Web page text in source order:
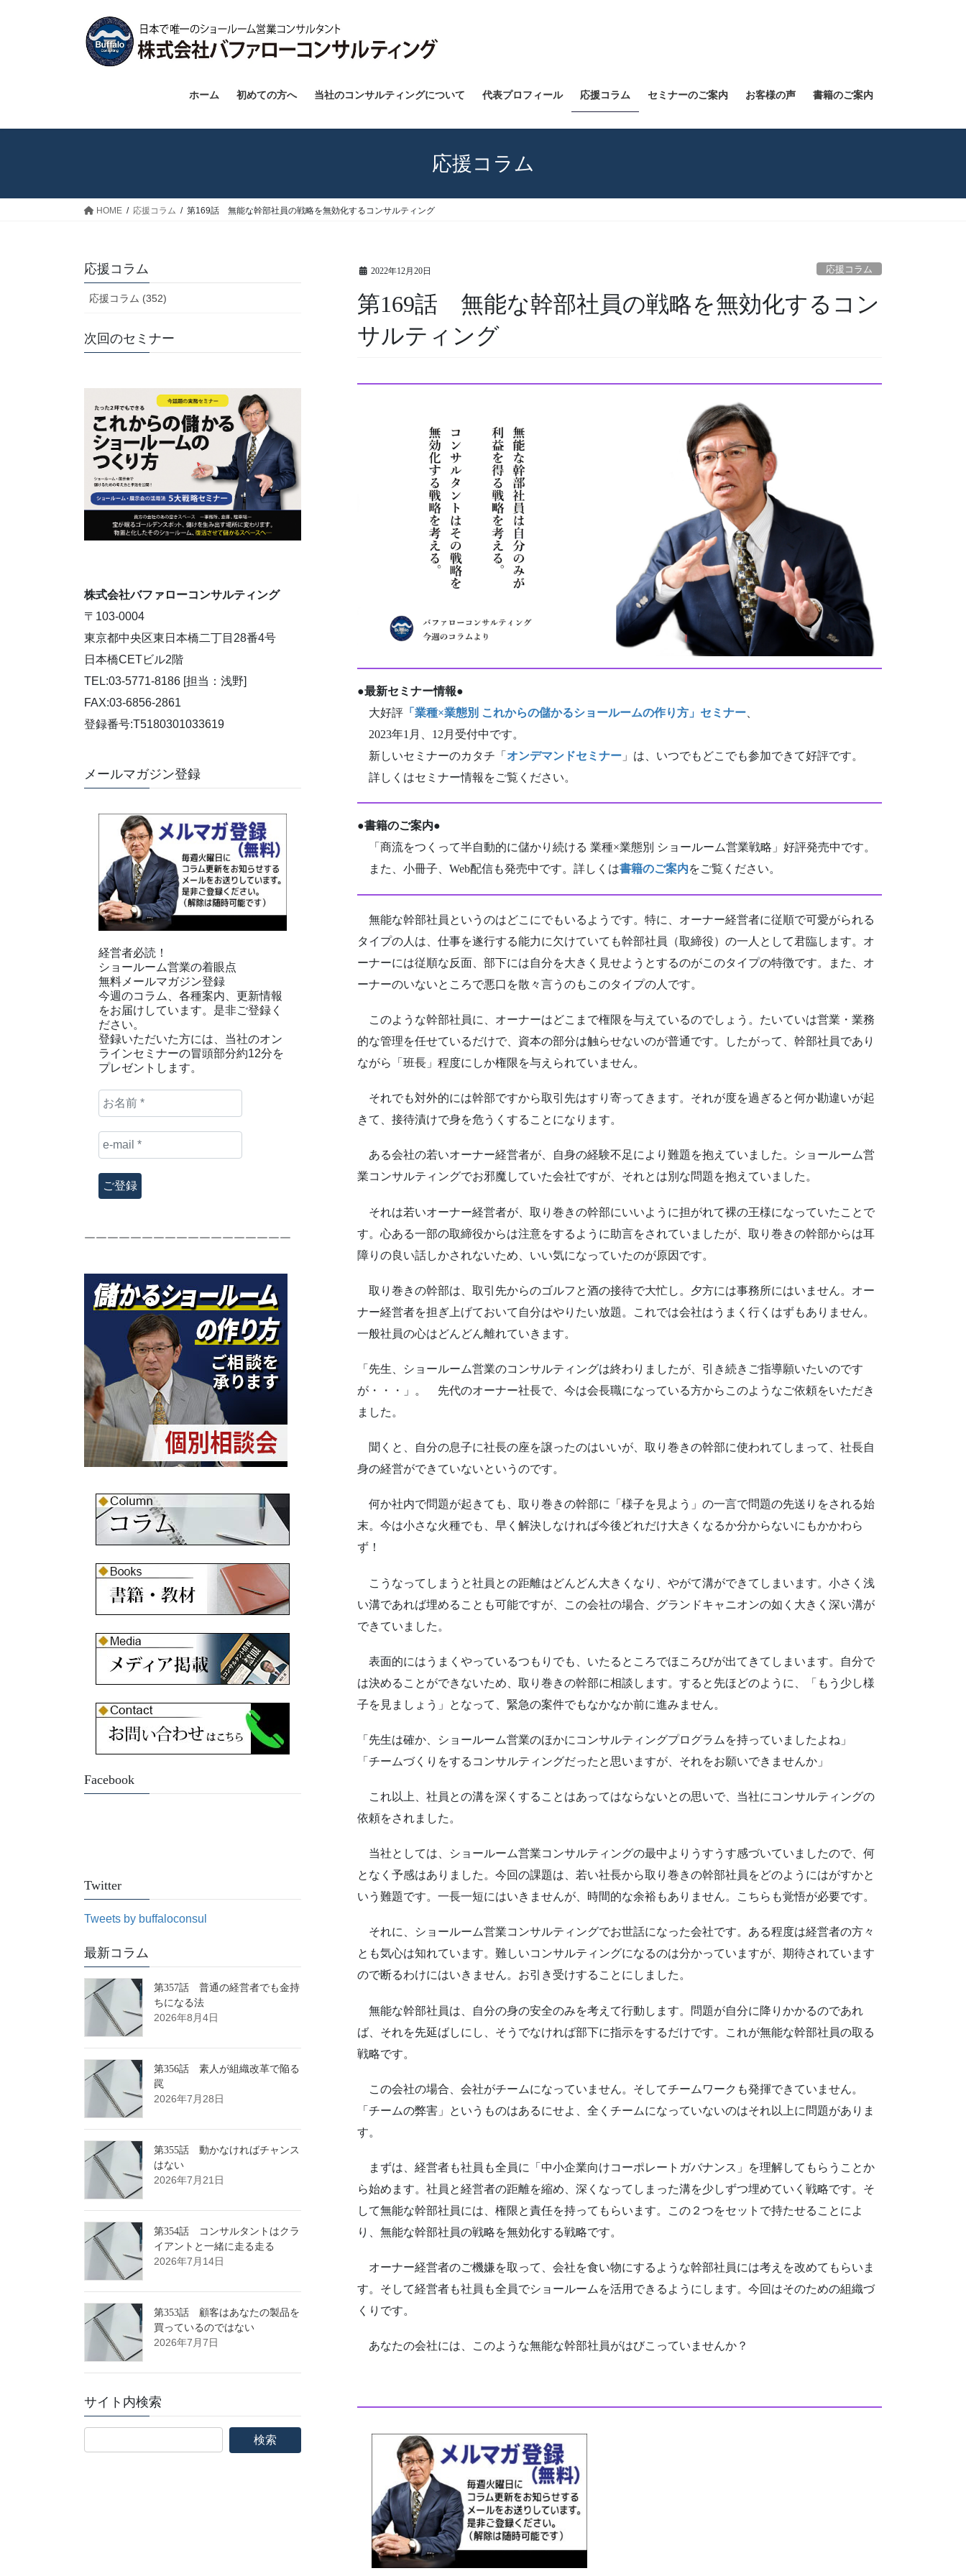
キ
に
ホーム 初めての方へ 当社のコンサルティングについて 代表プロフィール 応援コラム セミナーのご案内 お客様の声 書籍のご案内
応援コラム
HOME 応援コラム 第169話 無能な幹部社員の戦略を無効化するコンサルティング
2022年12月20日 応援コラム
第169話 無能な幹部社員の戦略を無効化するコン
サルティング
●最新セミナー情報●
大好評 「業種×業態別 これからの儲かるショールームの作り方」セミナー
2023年1月、12月受付中です。
新しいセミナーのカタチ「 オンデマンドセミナー 」は、いつでもどこでも参加できて好評です。
詳しくはセミナー情報をご覧ください。
●書籍のご案内●
「商流をつくって半自動的に儲かり続ける 業種×業態別 ショールーム営業戦略」好評発売中です。
また、小冊子、Web配信も発売中です。詳しくは書籍のご案内をご覧ください。
無能な幹部社員というのはどこにでもいるようです。特に、オーナー経営者に従順で可愛がられる
タイプの人は、仕事を遂行する能力に欠けていても幹部社員（取締役）の一人として君臨します。オ
ーナーには従順な反面、部下には自分を大きく見せようとするのがこのタイプの特徴です。また、オ
ーナーのいないところで悪口を散々言うのもこのタイプの人です。
このような幹部社員に、オーナーはどこまで権限を与えているのでしょう。たいていは営業・業務
的な管理を任せているだけで、資本の部分は触らせないのが普通です。したがって、幹部社員であり
ながら「班長」程度にしか権限を与えられていません。
それでも対外的には幹部ですから取引先はすり寄ってきます。それが度を過ぎると何か勘違いが起
きて、接待漬けで身を危うくすることになります。
ある会社の若いオーナー経営者が、自身の経験不足により難題を抱えていました。ショールーム営
業コンサルティングでお邪魔していた会社ですが、それとは別な問題を抱えていました。
それは若いオーナー経営者が、取り巻きの幹部にいいように担がれて裸の王様になっていたことで
す。心ある一部の取締役からは注意をするように助言をされていましたが、取り巻きの幹部からは耳
障りの良い話しかされないため、いい気になっていたのが原因です。
取り巻きの幹部は、取引先からのゴルフと酒の接待で大忙し。夕方には事務所にはいません。オー
ナー経営者を担ぎ上げておいて自分はやりたい放題。これでは会社はうまく行くはずもありません。
一般社員の心はどんどん離れていきます。
「先生、ショールーム営業のコンサルティングは終わりましたが、引き続きご指導願いたいのです
が・・・」。 先代のオーナー社長で、今は会長職になっている方からこのようなご依頼をいただき
ました。
聞くと、自分の息子に社長の座を譲ったのはいいが、取り巻きの幹部に使われてしまって、社長自
身の経営ができていないというのです。
何か社内で問題が起きても、取り巻きの幹部に「様子を見よう」の一言で問題の先送りをされる始
末。今は小さな火種でも、早く解決しなければ今後どれだけ大きくなるか分からないにもかかわら
ず！
こうなってしまうと社員との距離はどんどん大きくなり、やがて溝ができてしまいます。小さく浅
い溝であれば埋めることも可能ですが、この会社の場合、グランドキャニオンの如く大きく深い溝が
できていました。
表面的にはうまくやっているつもりでも、いたるところでほころびが出てきてしまいます。自分で
は決めることができないため、取り巻きの幹部に相談します。すると先ほどのように、「もう少し様
子を見ましょう」となって、緊急の案件でもなかなか前に進みません。
「先生は確か、ショールーム営業のほかにコンサルティングプログラムを持っていましたよね」
「チームづくりをするコンサルティングだったと思いますが、それをお願いできませんか」
これ以上、社員との溝を深くすることはあってはならないとの思いで、当社にコンサルティングの
依頼をされました。
当社としては、ショールーム営業コンサルティングの最中よりうすうす感づいていましたので、何
となく予感はありました。今回の課題は、若い社長から取り巻きの幹部社員をどのようにはがすかと
いう難題です。一長一短にはいきませんが、時間的な余裕もありません。こちらも覚悟が必要です。
それに、ショールーム営業コンサルティングでお世話になった会社です。ある程度は経営者の方々
とも気心は知れています。難しいコンサルティングになるのは分かっていますが、期待されています
ので断るわけにはいきません。お引き受けすることにしました。
無能な幹部社員は、自分の身の安全のみを考えて行動します。問題が自分に降りかかるのであれ
ば、それを先延ばしにし、そうでなければ部下に指示をするだけです。これが無能な幹部社員の取る
戦略です。
この会社の場合、会社がチームになっていません。そしてチームワークも発揮できていません。
「チームの弊害」というものはあるにせよ、全くチームになっていないのはそれ以上に問題がありま
す。
まずは、経営者も社員も全員に「中小企業向けコーポレートガバナンス」を理解してもらうことか
ら始めます。社員と経営者の距離を縮め、深くなってしまった溝を少しずつ埋めていく戦略です。そ
して無能な幹部社員には、権限と責任を持ってもらいます。この２つをセットで持たせることによ
り、無能な幹部社員の戦略を無効化する戦略です。
オーナー経営者のご機嫌を取って、会社を食い物にするような幹部社員には考えを改めてもらいま
す。そして経営者も社員も全員でショールームを活用できるようにします。今回はそのための組織づ
くりです。
あなたの会社には、このような無能な幹部社員がはびこっていませんか？
応援コラム
応援コラム (352)
次回のセミナー
株式会社バファローコンサルティング
〒103-0004
東京都中央区東日本橋二丁目28番4号
日本橋CETビル2階
TEL:03-5771-8186 [担当：浅野]
FAX:03-6856-2861
登録番号:T5180301033619
メールマガジン登録
経営者必読！
ショールーム営業の着眼点
無料メールマガジン登録
今週のコラム、各種案内、更新情報
をお届けしています。是非ご登録く
ださい。
登録いただいた方には、当社のオン
ラインセミナーの冒頭部分約12分を
プレゼントします。
お
名
e-
mail
￣￣￣￣￣￣￣￣￣￣￣￣￣￣￣￣￣￣
Facebook
Twitter
Tweets by buffaloconsul
最新コラム
第357話 普通の経営者でも金持
ちになる法
2026年8月4日
第356話 素人が組織改革で陥る
罠
2026年7月28日
第355話 動かなければチャンス
はない
2026年7月21日
第354話 コンサルタントはクラ
イアントと一緒に走る走る
2026年7月14日
第353話 顧客はあなたの製品を
買っているのではない
2026年7月7日
サイト内検索